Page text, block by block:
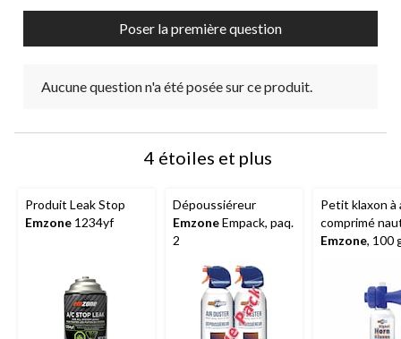
Poser la première question
Aucune question n'a été posée sur ce produit.
4 étoiles et plus
Produit Leak Stop
Emzone 1234yf
Dépoussiéreur
EmzoneEmpack, paq.
2
Petit klaxon à
comprimé
Emzone, 100